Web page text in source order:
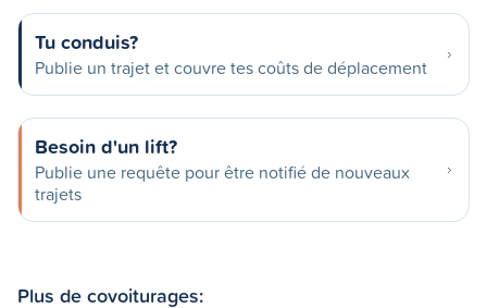
Tu conduis?
Publie un trajet et couvre tes coûts de déplacement
Besoin d'un lift?
Publie une requête pour être notifié de nouveaux
trajets
Plus de covoiturages: